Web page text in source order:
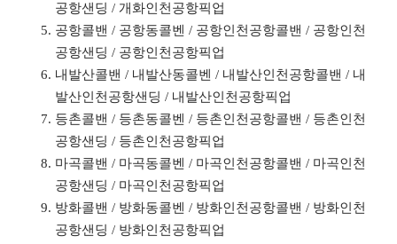
공항샌딩 / 개화인천공항픽업
공항콜밴 / 공항동콜벤 / 공항인천공항콜밴 / 공항인천
공항샌딩 / 공항인천공항픽업
내발산콜밴 / 내발산동콜벤 / 내발산인천공항콜밴 / 내
발산인천공항샌딩 / 내발산인천공항픽업
등촌콜밴 / 등촌동콜벤 / 등촌인천공항콜밴 / 등촌인천
공항샌딩 / 등촌인천공항픽업
마곡콜밴 / 마곡동콜벤 / 마곡인천공항콜밴 / 마곡인천
공항샌딩 / 마곡인천공항픽업
방화콜밴 / 방화동콜벤 / 방화인천공항콜밴 / 방화인천
공항샌딩 / 방화인천공항픽업